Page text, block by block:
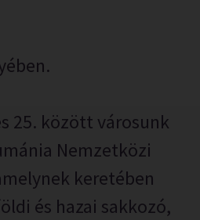
25. között városunk
Nemzetközi
keretében
és hazai sakkozó,